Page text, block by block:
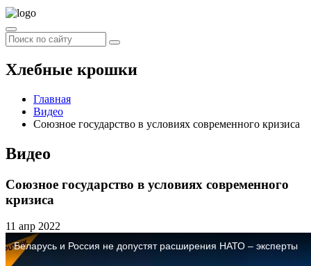
Хлебные крошки
Главная
Видео
Союзное государство в условиях современного кризиса
Видео
Союзное государство в условиях современного
кризиса
11 апр 2022